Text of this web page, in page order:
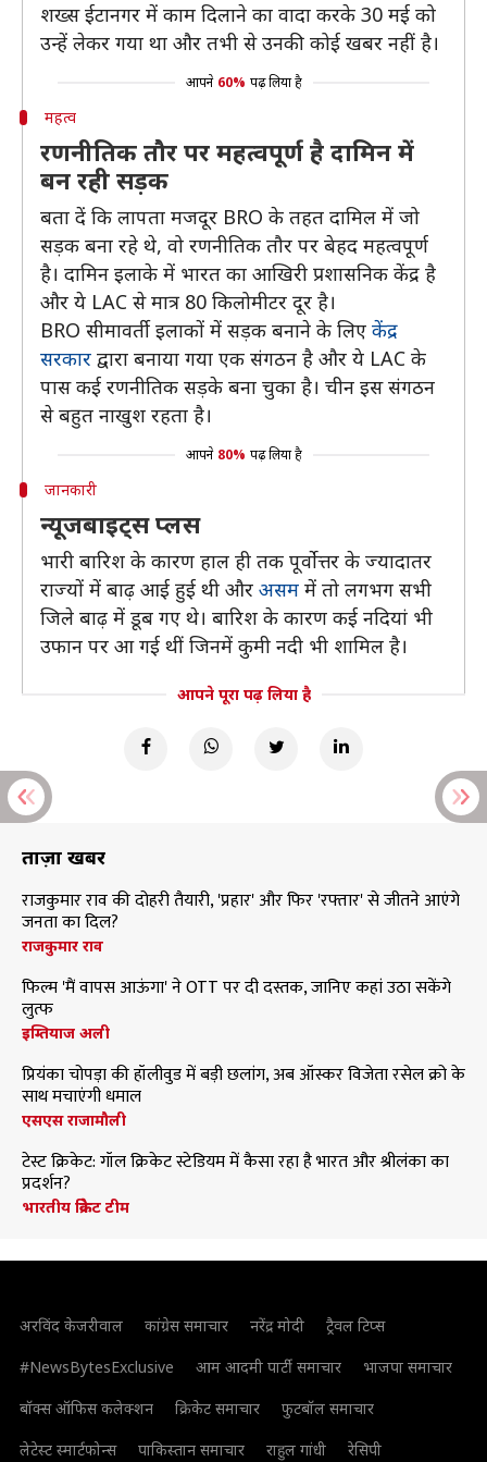
शख्स ईटानगर में काम दिलाने का वादा करके 30 मई को
उन्हें लेकर गया था और तभी से उनकी कोई खबर नहीं है।
आपने 60% पढ़ लिया है
महत्व
रणनीतिक तौर पर महत्वपूर्ण है दामिन में
बन रही सड़क
बता दें कि लापता मजदूर BRO के तहत दामिल में जो
सड़क बना रहे थे, वो रणनीतिक तौर पर बेहद महत्वपूर्ण
है। दामिन इलाके में भारत का आखिरी प्रशासनिक केंद्र है
और ये LAC से मात्र 80 किलोमीटर दूर है।
BRO सीमावर्ती इलाकों में सड़क बनाने के लिए केंद्र
सरकार द्वारा बनाया गया एक संगठन है और ये LAC के
पास कई रणनीतिक सड़के बना चुका है। चीन इस संगठन
से बहुत नाखुश रहता है।
आपने 80% पढ़ लिया है
जानकारी
न्यूजबाइट्स प्लस
भारी बारिश के कारण हाल ही तक पूर्वोत्तर के ज्यादातर
राज्यों में बाढ़ आई हुई थी और असम में तो लगभग सभी
जिले बाढ़ में डूब गए थे। बारिश के कारण कई नदियां भी
उफान पर आ गई थीं जिनमें कुमी नदी भी शामिल है।
आपने पूरा पढ़ लिया है
ताज़ा खबरें
राजकुमार राव की दोहरी तैयारी, 'प्रहार' और फिर 'रफ्तार' से जीतने आएंगे
जनता का दिल?
राजकुमार राव
फिल्म 'मैं वापस आऊंगा' ने OTT पर दी दस्तक, जानिए कहां उठा सकेंगे
लुत्फ
इम्तियाज अली
प्रियंका चोपड़ा की हॉलीवुड में बड़ी छलांग, अब ऑस्कर विजेता रसेल क्रो के
साथ मचाएंगी धमाल
एसएस राजामौली
टेस्ट क्रिकेट: गॉल क्रिकेट स्टेडियम में कैसा रहा है भारत और श्रीलंका का
प्रदर्शन?
भारतीय क्रिकेट टीम
अरविंद केजरीवाल कांग्रेस समाचार नरेंद्र मोदी
ट्रैवल टिप्स
#NewsBytesExclusive
आम आदमी पार्टी समाचार
भाजपा समाचार
बॉक्स ऑफिस कलेक्शन
क्रिकेट समाचार
फुटबॉल समाचार
लेटेस्ट स्मार्टफोन्स
पाकिस्तान समाचार राहुल गांधी रेसिपी